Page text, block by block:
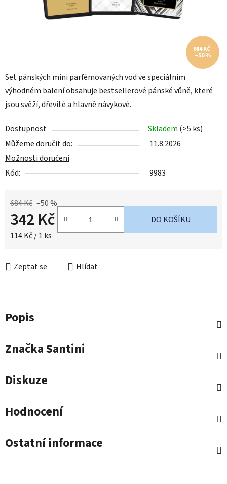
Set pánských mini parfémovaných vod ve speciálním
výhodném balení obsahuje bestsellerové pánské vůně, které
jsou svěží, dřevité a hlavně návykové.
Dostupnost Skladem (>5 ks)
Můžeme doručit do:
11.8.2026
Možnosti doručení
Kód:
9983
684 Kč –50 %
342 Kč
Měrná cena:
114 Kč / 1 ks
DO KOŠÍKU
Zeptat se Hlídat
684 KČ
–50 %
Popis
ZnačkaSantini
Diskuze
Hodnocení
Ostatní informace